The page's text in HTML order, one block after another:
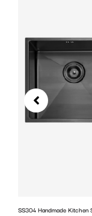
SS304 Handmade Kitchen